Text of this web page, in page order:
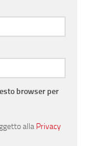
browser per
alla Privacy